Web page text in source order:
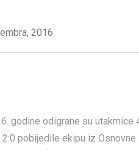
2016
godine odigrane su
pobijedile ekipu iz